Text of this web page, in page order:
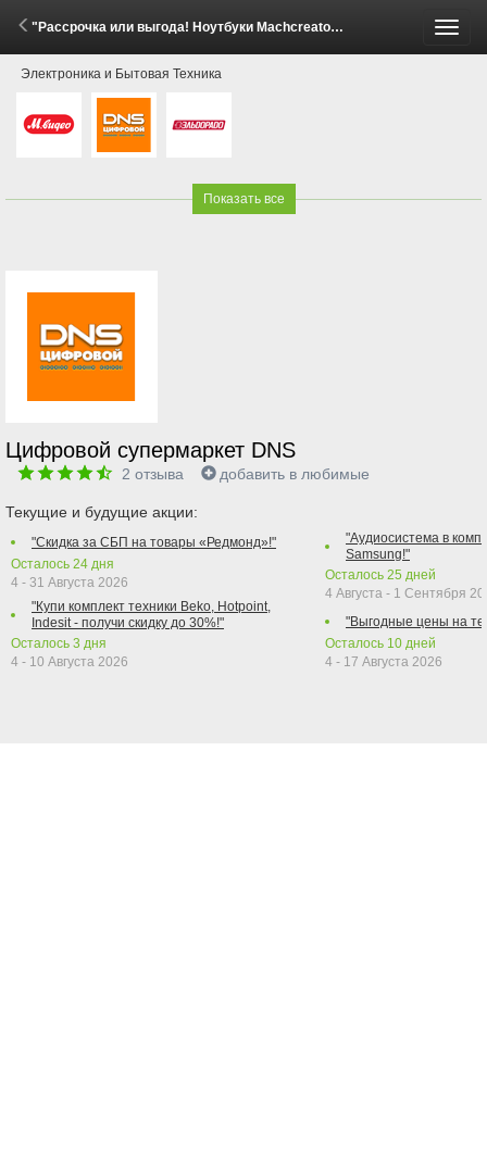
"Рассрочка или выгода! Ноутбуки Machcreator" (24 Апреля - 14 Мая 2026)
Электроника и Бытовая Техника
Показать все
Цифровой супермаркет DNS
2 отзыва добавить в любимые
Текущие и будущие акции:
"Скидка за СБП на товары «Редмонд»!"
Осталось 24 дня
4 - 31 Августа 2026
"Купи комплект техники Beko, Hotpoint,
Indesit - получи скидку до 30%!"
Осталось 3 дня
4 - 10 Августа 2026
"Аудиосистема в
Samsung!"
Осталось 25 дней
4 Августа - 1 Сентября
"Выгодные цены на
Осталось 10 дней
4 - 17 Августа 2026